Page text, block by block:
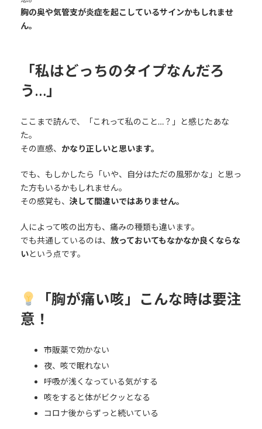
胸の奥や気管支が炎症を起こしているサインかもしれませ
ん。
「私はどっちのタイプなんだろ
う…」
ここまで読んで、「これって私のこと…？」と感じたあな
た。
その直感、 かなり正しいと思います。
でも、もしかしたら「いや、自分はただの風邪かな」と思っ
た方もいるかもしれません。
その感覚も、 決して間違いではありません。
人によって咳の出方も、痛みの種類も違います。
でも共通しているのは、 放っておいてもなかなか良くならな
いという点です。
「胸が痛い咳」こんな時は要注
意！
市販薬で効かない
夜、咳で眠れない
呼吸が浅くなっている気がする
咳をすると体がビクッとなる
コロナ後からずっと続いている